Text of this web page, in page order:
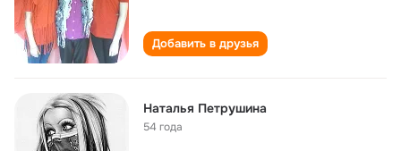
Добавить в друзья
Наталья Петрушина
54 года